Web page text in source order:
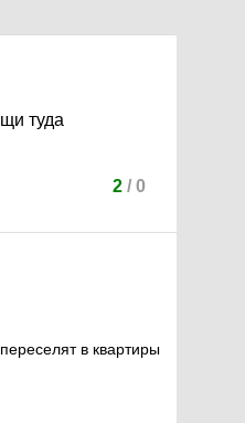
туда
2/ 0
в квартиры